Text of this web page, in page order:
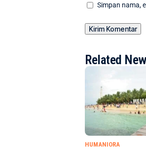
Simpan nama,
Related
HUMANIORA